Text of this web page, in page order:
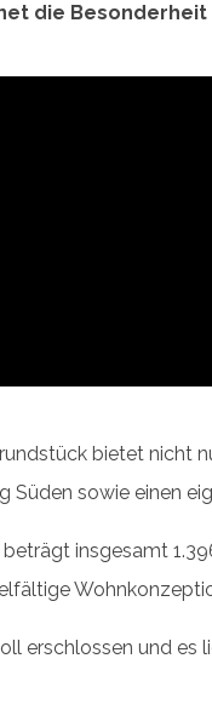
die
bietet nicht
Süden sowie einen
insgesamt
erschlossen und es